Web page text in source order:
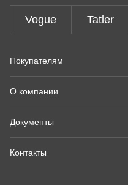
Vogue Tatler
Покупателям
О компании
Документы
Контакты